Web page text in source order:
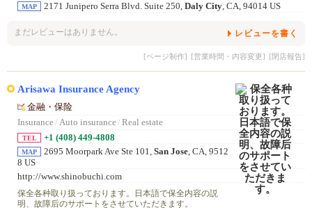
MAP 2171 Junipero Serra Blvd. Suite 250, Daly City , CA, 94014 US
まだレビューはありません。 レビューを書く
[ページ制作] [営業時間・内容変更] [閉店報告]
Arisawa Insurance Agency
金融・保险
Insurance/ Auto insurance/ Real estate
TEL +1 (408) 449-4808
MAP 2695 Moorpark Ave Ste 101, San Jose , CA, 9512
8 US
http://www.shinobuchi.com
保全各种取り扱っております。日本語で保全内容の説
明、故障后のサポートをさせていただきます。